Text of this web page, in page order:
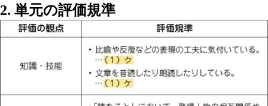
2. 単元の評価規準